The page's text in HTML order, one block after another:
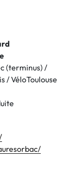
(terminus) /
/ VéloToulouse